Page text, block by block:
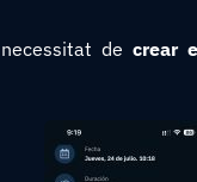
de crear